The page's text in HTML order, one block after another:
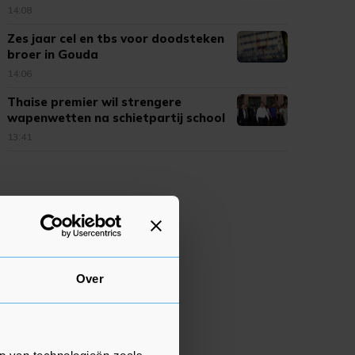
Over
14:08
Zes jaar cel en tbs voor doodsteken
broer in Gouda
14:06
Thaise premier wil strengere
wapenwetten na schietpartij school
13:41